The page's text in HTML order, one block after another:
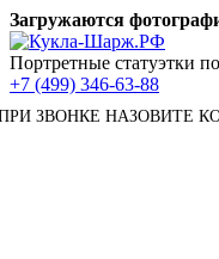
Загружаются
Портретные статуэтки
+7 (499) 346-63-88
ЗВОНКЕ НАЗОВИТЕ